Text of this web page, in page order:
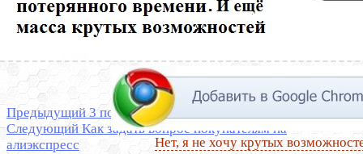
Предыдущий 3 популярные проблемы на AliExpress
Следующий Как задать вопрос покупателям на
алиэкспресс
Нет, я не хочу крутых